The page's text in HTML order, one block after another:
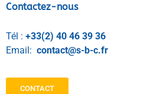
Contactez-nous
Tél : +33(2) 40 46 39 36
Email: contact@s-b-c.fr
CONTACT